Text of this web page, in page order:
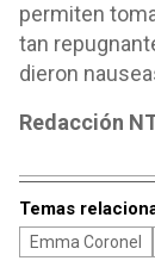
permiten
tan
dieron
Redacción
Temas
Emma Coronel